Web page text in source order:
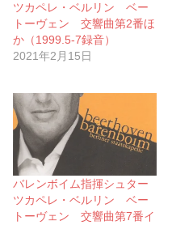
ツカペレ・ベルリン ベー
トーヴェン 交響曲第2番ほ
か（1999.5-7録音）
2021年2月15日
バレンボイム指揮シュター
ツカペレ・ベルリン ベー
トーヴェン 交響曲第7番イ